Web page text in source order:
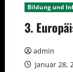
Bildung und
3.
admin
Januar 28,